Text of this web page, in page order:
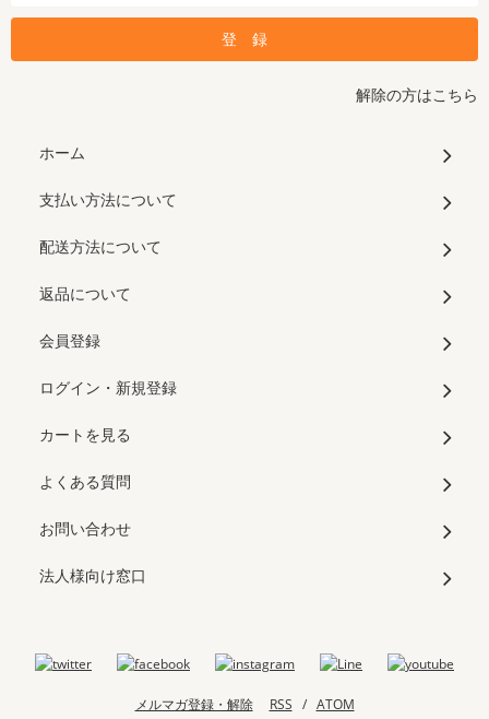
解除の方はこちら
ホーム
支払い方法について
配送方法について
返品について
会員登録
ログイン・新規登録
カートを見る
よくある質問
お問い合わせ
法人様向け窓口
メルマガ登録・解除 RSS / ATOM